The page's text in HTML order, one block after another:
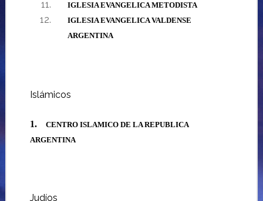
IGLESIA EVANGELICA METODISTA
IGLESIA EVANGELICA VALDENSE
ARGENTINA
Islámicos
1.
CENTRO ISLAMICO DE LA REPUBLICA
ARGENTINA
Judíos